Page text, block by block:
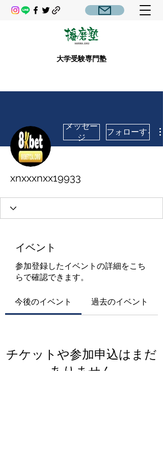
大学受験専門塾
メッセー
ジ
フォローする
xnxxxnxx19933
イベント
参加登録したイベントの詳細をこち
らで確認できます。
今後のイベント 過去のイベント
チケットや参加申込はまだ
ありません